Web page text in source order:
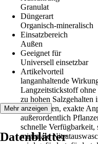
Granulat
Düngerart
Organisch-mineralisch
Einsatzbereich
Außen
Geeignet für
Universell einsetzbar
Artikelvorteil
langanhaltende
Langzeitstickstoff
zu hohen
Nährstoffen, exakte
außerordentlich
schnelle Verfügbarkeit,
minimale
Mehr anzeigen
Datenblätter